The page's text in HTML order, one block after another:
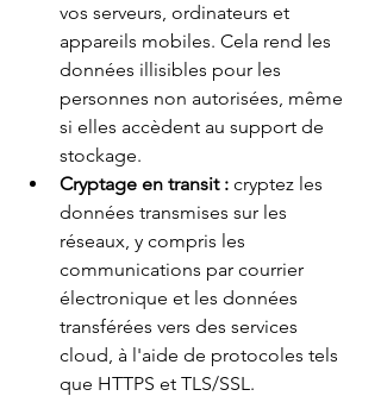
vos serveurs, ordinateurs et
appareils mobiles. Cela rend les
données illisibles pour les
personnes non autorisées, même
si elles accèdent au support de
stockage.
Cryptage en transit : cryptez les
données transmises sur les
réseaux, y compris les
communications par courrier
électronique et les données
transférées vers des services
cloud, à l'aide de protocoles tels
que HTTPS et TLS/SSL.